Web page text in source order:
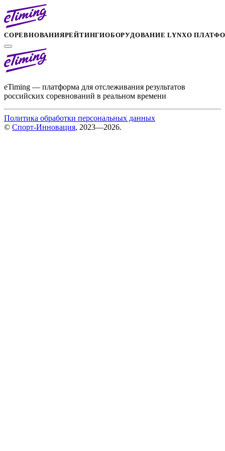
СОРЕВНОВАНИЯРЕЙТИНГИОБОРУДОВАНИЕ LYNXО
eTiming — платформа для отслеживания результатов
российских соревнований в реальном времени
Политика обработки персональных данных
© Спорт-Инновация, 2023—2026.